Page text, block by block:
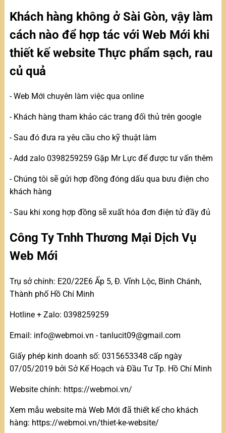
Khách hàng không ở Sài Gòn, vậy làm
cách nào để hợp tác với Web Mới khi
thiết kế website Thực phẩm sạch, rau
củ quả
- Web Mới chuyên làm việc qua online
- Khách hàng tham khảo các trang đối thủ trên google
- Sau đó đưa ra yêu cầu cho kỹ thuật làm
- Add zalo 0398259259 Gặp Mr Lực để được tư vấn thêm
- Chúng tôi sẽ gửi hợp đồng đóng dấu qua bưu điện cho
khách hàng
- Sau khi xong hợp đồng sẽ xuất hóa đơn điện tử đầy đủ
Công Ty Tnhh Thương Mại Dịch Vụ
Web Mới
Trụ sở chính: E20/22E6 Ấp 5, Đ. Vĩnh Lộc, Bình Chánh,
Thành phố Hồ Chí Minh
Hotline + Zalo: 0398259259
Email: info@webmoi.vn - tanlucit09@gmail.com
Giấy phép kinh doanh số: 0315653348 cấp ngày
07/05/2019 bởi Sở Kế Hoạch và Đầu Tư Tp. Hồ Chí Minh
Website chính: https://webmoi.vn/
Xem mẫu website mà Web Mới đã thiết kế cho khách
hàng: https://webmoi.vn/thiet-ke-website/